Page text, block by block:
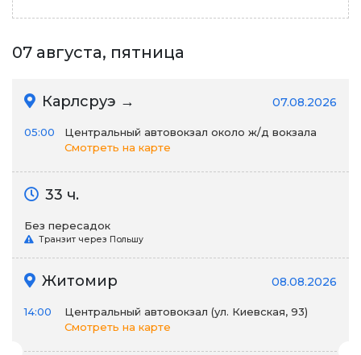
07 августа, пятница
Карлсруэ → 07.08.2026
05:00
Центральный автовокзал около ж/д вокзала
Смотреть на карте
33 ч.
Без пересадок
Транзит через Польшу
Житомир 08.08.2026
14:00
Центральный автовокзал (ул. Киевская, 93)
Смотреть на карте